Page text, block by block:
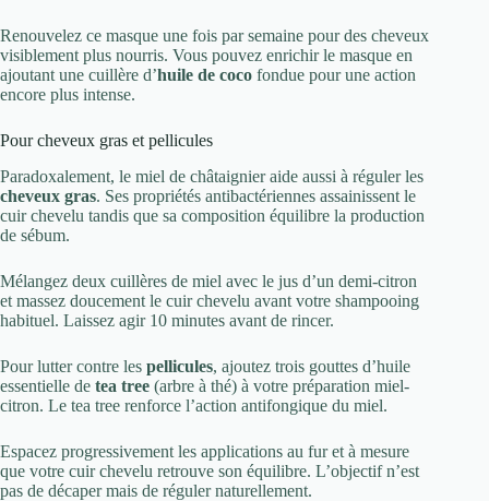
Renouvelez ce masque une fois par semaine pour des cheveux
visiblement plus nourris. Vous pouvez enrichir le masque en
ajoutant une cuillère d’huile de coco fondue pour une action
encore plus intense.
Pour cheveux gras et pellicules
Paradoxalement, le miel de châtaignier aide aussi à réguler les
cheveux gras. Ses propriétés antibactériennes assainissent le
cuir chevelu tandis que sa composition équilibre la production
de sébum.
Mélangez deux cuillères de miel avec le jus d’un demi-citron
et massez doucement le cuir chevelu avant votre shampooing
habituel. Laissez agir 10 minutes avant de rincer.
Pour lutter contre les pellicules, ajoutez trois gouttes d’huile
essentielle de tea tree (arbre à thé) à votre préparation miel-
citron. Le tea tree renforce l’action antifongique du miel.
Espacez progressivement les applications au fur et à mesure
que votre cuir chevelu retrouve son équilibre. L’objectif n’est
pas de décaper mais de réguler naturellement.